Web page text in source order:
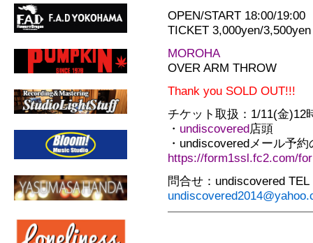
OPEN/START 18:00/19:00
TICKET 3,000yen/3,500yen
MOROHA
OVER ARM THROW
Thank you SOLD OUT!!!
チケット取扱：1/11(金)12
・ undiscovered店頭
・undiscoveredメール予約
https://form1ssl.fc2.com/
問合せ：undiscovered